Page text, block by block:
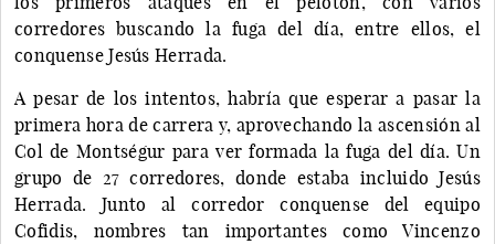
corredores buscando la fuga del día, entre ellos, el
conquense Jesús Herrada.
A pesar de los intentos, habría que esperar a pasar la
primera hora de carrera y, aprovechando la ascensión al
Col de Montségur para ver formada la fuga del día. Un
grupo de 27 corredores, donde estaba incluido Jesús
Herrada. Junto al corredor conquense del equipo
Cofidis, nombres tan importantes como Vincenzo